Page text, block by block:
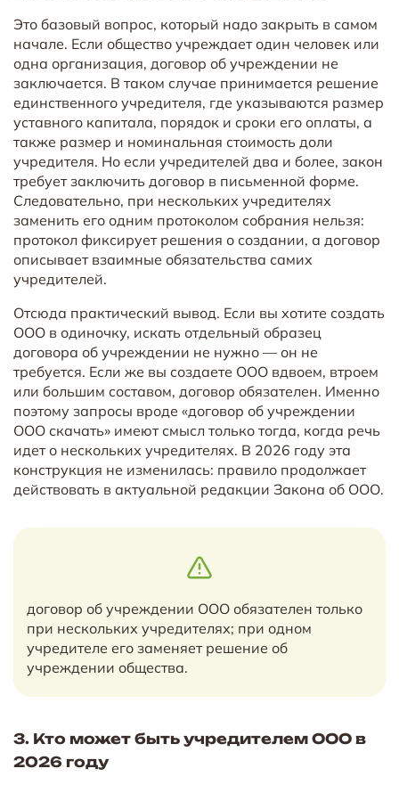
Это базовый вопрос, который надо закрыть в самом
начале. Если общество учреждает один человек или
одна организация, договор об учреждении не
заключается. В таком случае принимается решение
единственного учредителя, где указываются размер
уставного капитала, порядок и сроки его оплаты, а
также размер и номинальная стоимость доли
учредителя. Но если учредителей два и более, закон
требует заключить договор в письменной форме.
Следовательно, при нескольких учредителях
заменить его одним протоколом собрания нельзя:
протокол фиксирует решения о создании, а договор
описывает взаимные обязательства самих
учредителей.
Отсюда практический вывод. Если вы хотите создать
ООО в одиночку, искать отдельный образец
договора об учреждении не нужно — он не
требуется. Если же вы создаете ООО вдвоем, втроем
или большим составом, договор обязателен. Именно
поэтому запросы вроде «договор об учреждении
ООО скачать» имеют смысл только тогда, когда речь
идет о нескольких учредителях. В 2026 году эта
конструкция не изменилась: правило продолжает
действовать в актуальной редакции Закона об ООО.
договор об учреждении ООО обязателен только
при нескольких учредителях; при одном
учредителе его заменяет решение об
учреждении общества.
3. Кто может быть учредителем ООО в
2026 году